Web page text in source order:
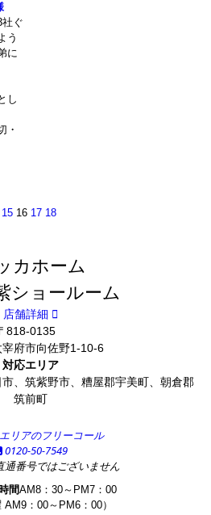
ぐ
う
に
し
・
15 16 17 18
カホーム
ショールーム
店舗詳細
818-0135
府市向佐野1-10-6
対応エリア
、筑紫野市、糟屋郡宇美町、朝倉郡
筑前町
リアのフリーコール
0120-50-7549
番号ではございません
間AM8：30～PM7：00
AM9：00～PM6：00）